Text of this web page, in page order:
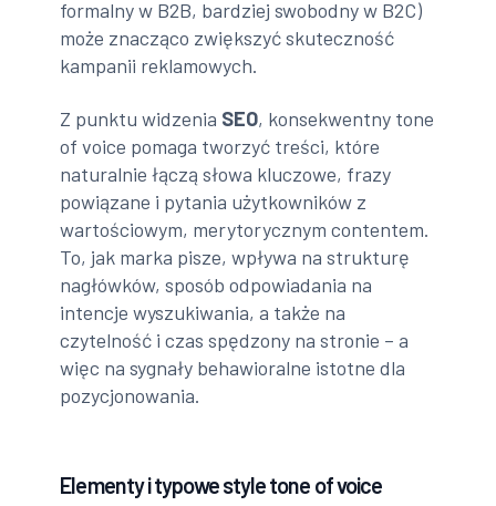
formalny w B2B, bardziej swobodny w B2C)
może znacząco zwiększyć skuteczność
kampanii reklamowych.
Z punktu widzenia SEO, konsekwentny tone
of voice pomaga tworzyć treści, które
naturalnie łączą słowa kluczowe, frazy
powiązane i pytania użytkowników z
wartościowym, merytorycznym contentem.
To, jak marka pisze, wpływa na strukturę
nagłówków, sposób odpowiadania na
intencje wyszukiwania, a także na
czytelność i czas spędzony na stronie – a
więc na sygnały behawioralne istotne dla
pozycjonowania.
Elementy i typowe style tone of voice